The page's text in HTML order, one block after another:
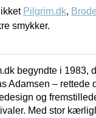
Pilgrim.dk,
smykker.
begyndte i 1983,
Adamsen – rettede
og
Med stor